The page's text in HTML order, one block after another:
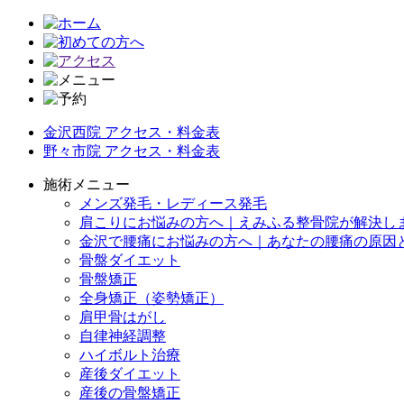
金沢西院 アクセス・料金表
野々市院 アクセス・料金表
施術メニュー
メンズ発毛・レディース発毛
肩こりにお悩みの方へ｜えみふる整骨院が解決し
金沢で腰痛にお悩みの方へ｜あなたの腰痛の原因
骨盤ダイエット
骨盤矯正
全身矯正（姿勢矯正）
肩甲骨はがし
自律神経調整
ハイボルト治療
産後ダイエット
産後の骨盤矯正